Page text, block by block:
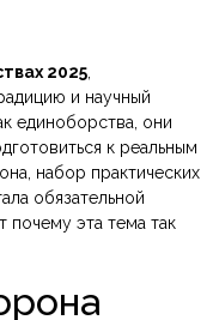
2025
и научный
единоборства , они
к реальным
набор практических
обязательной
почему эта тема так